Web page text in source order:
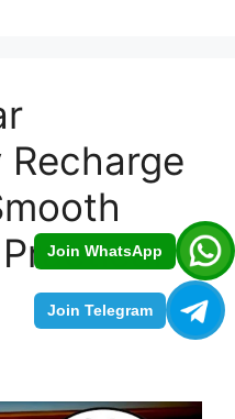
Join WhatsApp
Join Telegram